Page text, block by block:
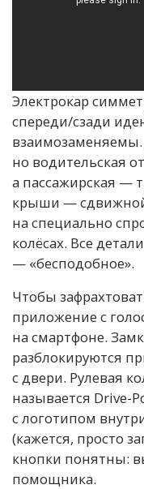
Электрокар
спереди/сзади
но водительская
а пассажирская —
крыши —
на специально
колёсах. Все
— «бесподобное».
Чтобы
приложение с
на смартфоне.
разблокируются
с двери. Рулевая
называется Drive-
с логотипом
(кажется, просто
кнопки понятны:
помощника.